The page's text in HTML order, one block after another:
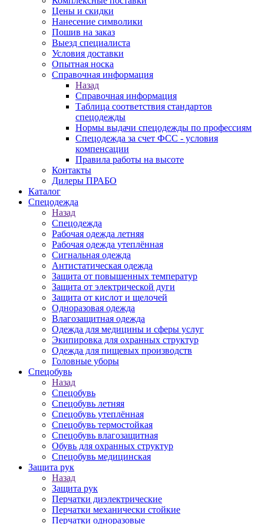
Цены и скидки
Нанесение символики
Пошив на заказ
Выезд специалиста
Условия доставки
Опытная носка
Справочная информация
Назад
Справочная информация
Таблица соответствия стандартов
спецодежды
Нормы выдачи спецодежды по профессиям
Спецодежда за счет ФСС - условия
компенсации
Правила работы на высоте
Контакты
Дилеры ПРАБО
Каталог
Спецодежда
Назад
Спецодежда
Рабочая одежда летняя
Рабочая одежда утеплённая
Сигнальная одежда
Антистатическая одежда
Защита от повышенных температур
Защита от электрической дуги
Защита от кислот и щелочей
Одноразовая одежда
Влагозащитная одежда
Одежда для медицины и сферы услуг
Экипировка для охранных структур
Одежда для пищевых производств
Головные уборы
Спецобувь
Назад
Спецобувь
Спецобувь летняя
Спецобувь утеплённая
Спецобувь термостойкая
Спецобувь влагозащитная
Обувь для охранных структур
Спецобувь медицинская
Защита рук
Назад
Защита рук
Перчатки диэлектрические
Перчатки механически стойкие
Перчатки одноразовые